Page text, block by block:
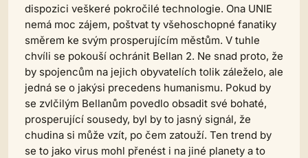
dispozici veškeré pokročilé technologie. Ona UNIE
nemá moc zájem, poštvat ty všehoschopné fanatiky
směrem ke svým prosperujícím městům. V tuhle
chvíli se pokouší ochránit Bellan 2. Ne snad proto, že
by spojencům na jejich obyvatelích tolik záleželo, ale
jedná se o jakýsi precedens humanismu. Pokud by
se zvlčilým Bellanům povedlo obsadit své bohaté,
prosperující sousedy, byl by to jasný signál, že
chudina si může vzít, po čem zatouží. Ten trend by
se to jako virus mohl přenést i na jiné planety a to